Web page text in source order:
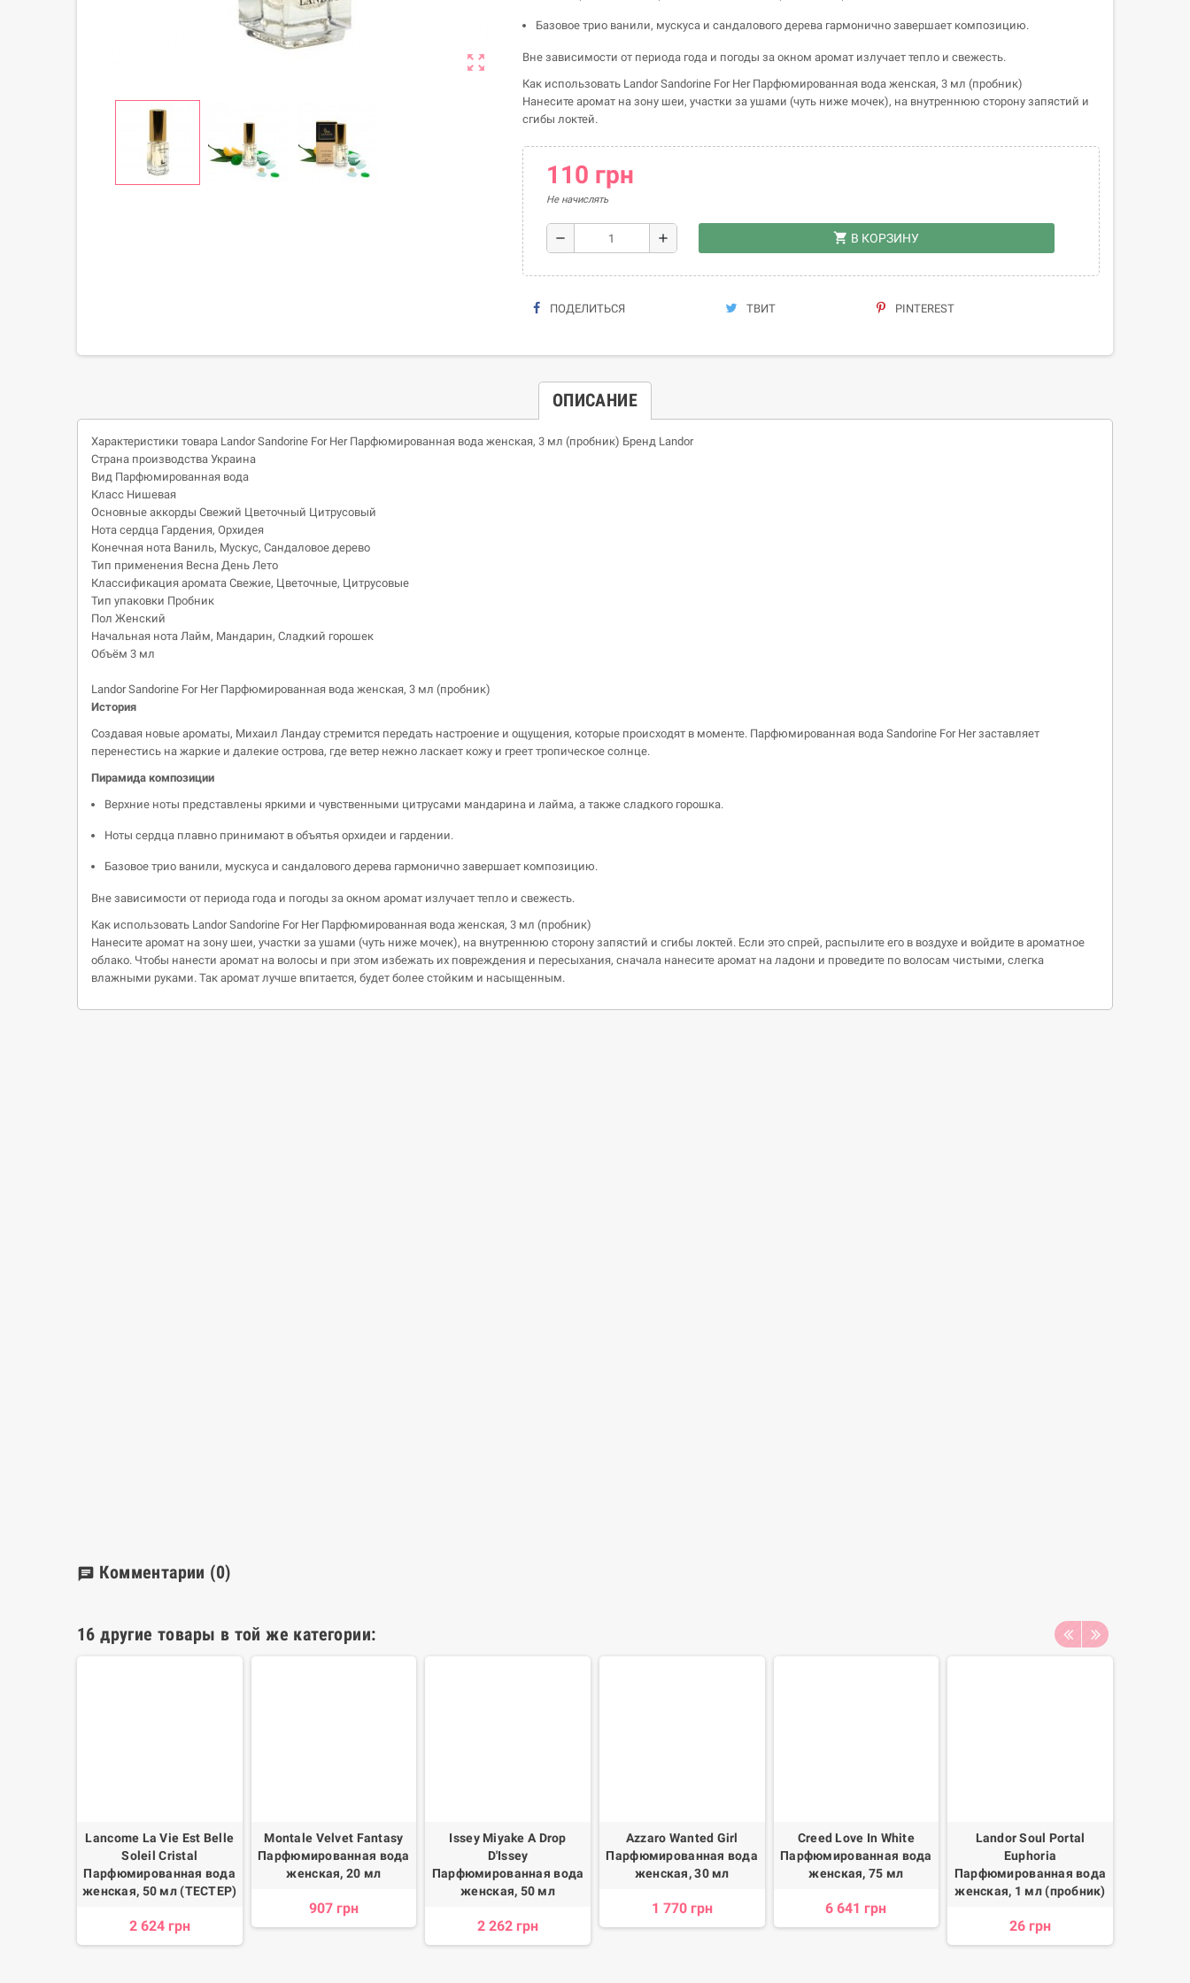
zoom_out_map
Базовое трио ванили, мускуса и сандалового дерева гармонично завершает композицию.
Вне зависимости от периода года и погоды за окном аромат излучает тепло и свежесть.
Как использовать Landor Sandorine For Her Парфюмированная вода женская, 3 мл (пробник)
Нанесите аромат на зону шеи, участки за ушами (чуть ниже мочек), на внутреннюю сторону запястий и
сгибы локтей.
110 грн
Не начислять
remove add shopping_cart В КОРЗИНУ
ПОДЕЛИТЬСЯ ТВИТ PINTEREST
ОПИСАНИЕ
Характеристики товара Landor Sandorine For Her Парфюмированная вода женская, 3 мл (пробник) Бренд Landor
Страна производства Украина
Вид Парфюмированная вода
Класс Нишевая
Основные аккорды Свежий Цветочный Цитрусовый
Нота сердца Гардения, Орхидея
Конечная нота Ваниль, Мускус, Сандаловое дерево
Тип применения Весна День Лето
Классификация аромата Свежие, Цветочные, Цитрусовые
Тип упаковки Пробник
Пол Женский
Начальная нота Лайм, Мандарин, Сладкий горошек
Объём 3 мл
Landor Sandorine For Her Парфюмированная вода женская, 3 мл (пробник)
История
Создавая новые ароматы, Михаил Ландау стремится передать настроение и ощущения, которые происходят в моменте. Парфюмированная вода Sandorine For Her заставляет
перенестись на жаркие и далекие острова, где ветер нежно ласкает кожу и греет тропическое солнце.
Пирамида композиции
Верхние ноты представлены яркими и чувственными цитрусами мандарина и лайма, а также сладкого горошка.
Ноты сердца плавно принимают в объятья орхидеи и гардении.
Базовое трио ванили, мускуса и сандалового дерева гармонично завершает композицию.
Вне зависимости от периода года и погоды за окном аромат излучает тепло и свежесть.
Как использовать Landor Sandorine For Her Парфюмированная вода женская, 3 мл (пробник)
Нанесите аромат на зону шеи, участки за ушами (чуть ниже мочек), на внутреннюю сторону запястий и сгибы локтей. Если это спрей, распылите его в воздухе и войдите в ароматное
облако. Чтобы нанести аромат на волосы и при этом избежать их повреждения и пересыхания, сначала нанесите аромат на ладони и проведите по волосам чистыми, слегка
влажными руками. Так аромат лучше впитается, будет более стойким и насыщенным.
chat Комментарии (0)
16 другие товары в той же категории:
Lancome La Vie Est Belle
Soleil Cristal
Парфюмированная вода
женская, 50 мл (ТЕСТЕР)
2 624 грн
Montale Velvet Fantasy
Парфюмированная вода
женская, 20 мл
907 грн
Issey Miyake A Drop
D'Issey
Парфюмированная вода
женская, 50 мл
2 262 грн
Azzaro Wanted Girl
Парфюмированная вода
женская, 30 мл
1 770 грн
Creed Love In White
Парфюмированная вода
женская, 75 мл
6 641 грн
Landor Soul Portal
Euphoria
Парфюмированная вода
женская, 1 мл (пробник)
26 грн